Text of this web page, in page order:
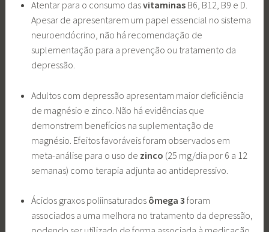
Atentar para o consumo dasvitaminasB6, B12, B9 e D.
Apesar de apresentarem um papel essencial no sistema
neuroendócrino, não há recomendação de
suplementação para a prevenção ou tratamento da
depressão.
Adultos com depressão apresentam maior deficiência
de magnésio e zinco. Não há evidências que
demonstrem benefícios na suplementação de
magnésio. Efeitos favoráveis foram observados em
meta-análise para o uso de zinco (25 mg/dia por 6 a 12
semanas) como terapia adjunta ao antidepressivo.
Ácidos graxos poliinsaturados ômega 3 foram
associados a uma melhora no tratamento da depressão,